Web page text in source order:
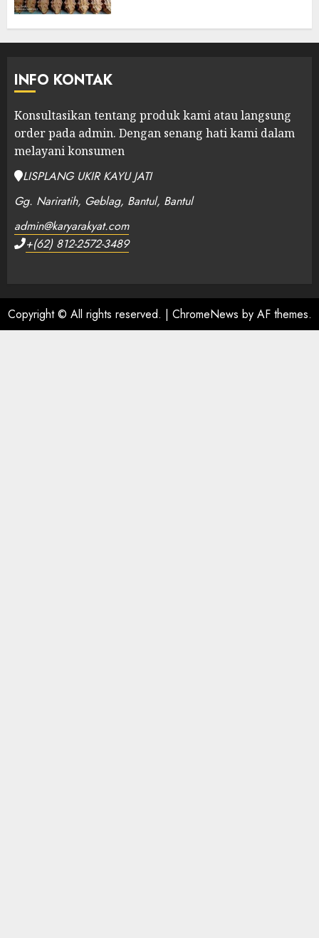
INFO KONTAK
Konsultasikan tentang produk kami atau langsung
order pada admin. Dengan senang hati kami dalam
melayani konsumen
LISPLANG UKIR KAYU JATI
Gg. Nariratih, Geblag, Bantul, Bantul
admin@karyarakyat.com
+(62) 812-2572-3489
Copyright © All rights reserved. | ChromeNews by AF themes.